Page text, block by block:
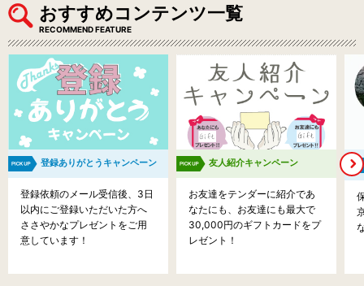
おすすめコンテンツ一覧
RECOMMEND FEATURE
登録ありがとうキャンペーン
登録依頼のメール受信後、3日
以内にご登録いただいた方へ
ささやかなプレゼントをご用
意しています！
友人紹介キャンペーン
お友達をテンダーに紹介であ
なたにも、お友達にも最大で
30,000円のギフトカードをプ
レゼント！